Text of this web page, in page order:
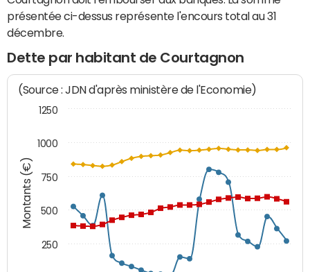
présentée ci-dessus représente l'encours total au 31
décembre.
Dette par habitant de Courtagnon
Montants (€)
(Source : JDN d'après ministère de l'Economie)
250
500
750
1000
1250